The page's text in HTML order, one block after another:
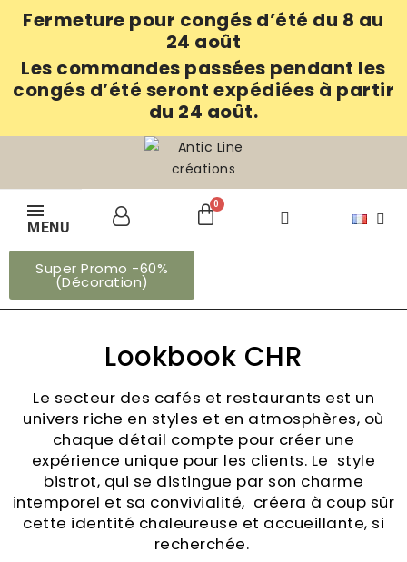
Fermeture pour congés d’été du 8 au
24 août
Les commandes passées pendant les
congés d’été seront expédiées à partir
du 24 août.
MENU
Super Promo -60%
(Décoration)
Lookbook CHR
Le secteur des cafés et restaurants est un
univers riche en styles et en atmosphères, où
chaque détail compte pour créer une
expérience unique pour les clients. Le style
bistrot, qui se distingue par son charme
intemporel et sa convivialité, créera à coup sûr
cette identité chaleureuse et accueillante, si
recherchée.